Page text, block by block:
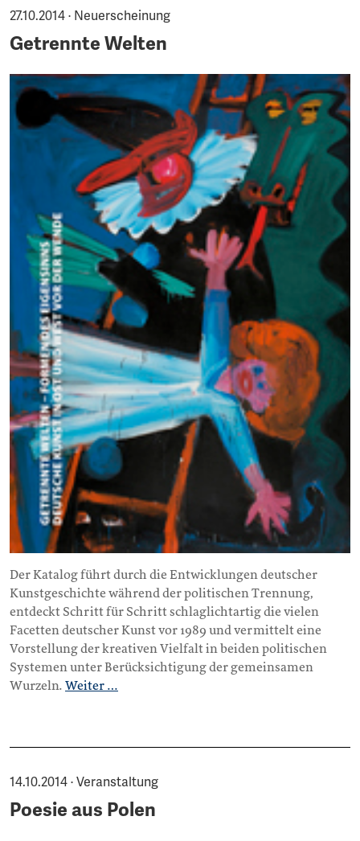
27.10.2014 · Neuerscheinung
Getrennte Welten
Der Katalog führt durch die Entwicklungen deutscher
Kunstgeschichte während der politischen Trennung,
entdeckt Schritt für Schritt schlaglichtartig die vielen
Facetten deutscher Kunst vor 1989 und vermittelt eine
Vorstellung der kreativen Vielfalt in beiden politischen
Systemen unter Berücksichtigung der gemeinsamen
Wurzeln. Weiter …
14.10.2014 · Veranstaltung
Poesie aus Polen